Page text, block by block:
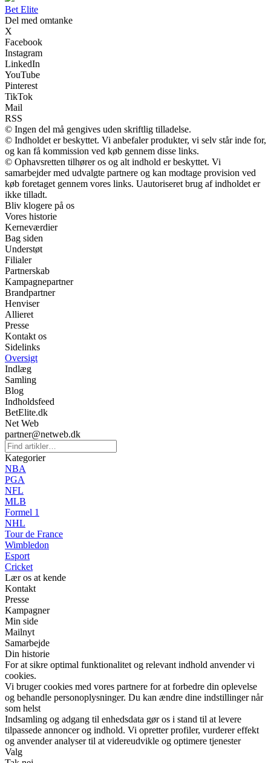
Bet Elite
Del med omtanke
X
Facebook
Instagram
LinkedIn
YouTube
Pinterest
TikTok
Mail
RSS
© Ingen del må gengives uden skriftlig tilladelse.
© Indholdet er beskyttet. Vi anbefaler produkter, vi selv står inde for,
og kan få kommission ved køb gennem disse links.
© Ophavsretten tilhører os og alt indhold er beskyttet. Vi
samarbejder med udvalgte partnere og kan modtage provision ved
køb foretaget gennem vores links. Uautoriseret brug af indholdet er
ikke tilladt.
Bliv klogere på os
Vores historie
Kerneværdier
Bag siden
Understøt
Filialer
Partnerskab
Kampagnepartner
Brandpartner
Henviser
Allieret
Presse
Kontakt os
Sidelinks
Oversigt
Indlæg
Samling
Blog
Indholdsfeed
BetElite.dk
Net Web
partner@netweb.dk
Kategorier
NBA
PGA
NFL
MLB
Formel 1
NHL
Tour de France
Wimbledon
Esport
Cricket
Lær os at kende
Kontakt
Presse
Kampagner
Min side
Mailnyt
Samarbejde
Din historie
For at sikre optimal funktionalitet og relevant indhold anvender vi
cookies.
Vi bruger cookies med vores partnere for at forbedre din oplevelse
og behandle personoplysninger. Du kan ændre dine indstillinger når
som helst
Indsamling og adgang til enhedsdata gør os i stand til at levere
tilpassede annoncer og indhold. Vi opretter profiler, vurderer effekt
og anvender analyser til at videreudvikle og optimere tjenester
Valg